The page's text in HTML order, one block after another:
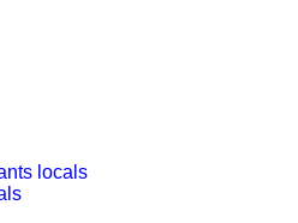
locals